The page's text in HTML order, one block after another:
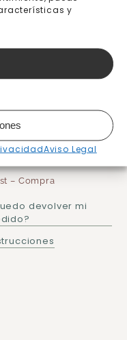
y
Aviso Legal
– Compra
devolver mi